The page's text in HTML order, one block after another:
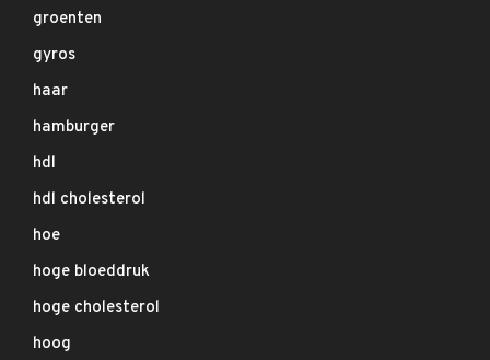
groenten
gyros
haar
hamburger
hdl
hdl cholesterol
hoe
hoge bloeddruk
hoge cholesterol
hoog